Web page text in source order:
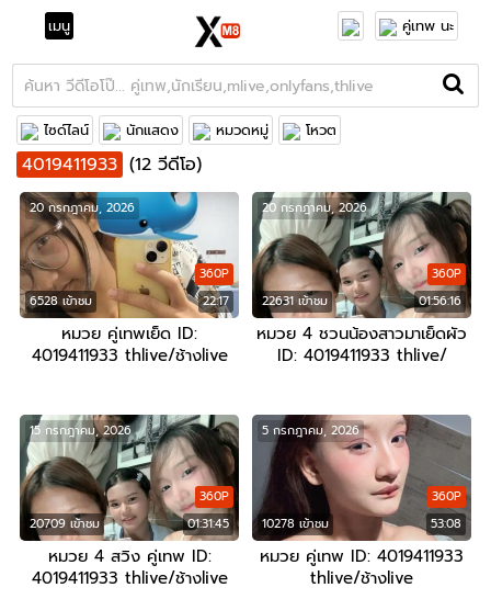
เมนู คู่เทพ นะ
ไซด์ไลน์ นักแสดง หมวดหมู่ โหวต
4019411933 (12 วีดีโอ)
6528 เข้าชม 22:17
360P
20 กรกฎาคม, 2026
หมวย คู่เทพเย็ด ID:
4019411933 thlive/ช้างlive
22631 เข้าชม 01:56:16
360P
20 กรกฎาคม, 2026
หมวย 4 ชวนน้องสาวมาเย็ดผัว
ID: 4019411933 thlive/
20709 เข้าชม 01:31:45
360P
15 กรกฎาคม, 2026
หมวย 4 สวิง คู่เทพ ID:
4019411933 thlive/ช้างlive
10278 เข้าชม 53:08
360P
5 กรกฎาคม, 2026
หมวย คู่เทพ ID: 4019411933
thlive/ช้างlive